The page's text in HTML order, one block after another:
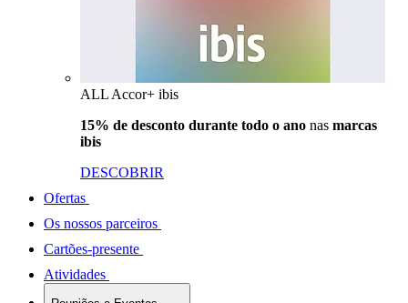
ALL Accor+ ibis
15% de desconto durante todo o ano nas marcas
ibis
DESCOBRIR
Ofertas
Os nossos parceiros
Cartões-presente
Atividades